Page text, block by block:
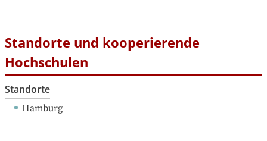
Standorte und kooperierende
Hochschulen
Standorte
Hamburg